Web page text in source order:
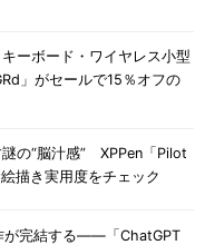
ーボード・ワイヤレス小型
」がセールで15％オフの
の“脳汁感” XPPen「Pilot
描き実用度をチェック
が完結する――「ChatGPT